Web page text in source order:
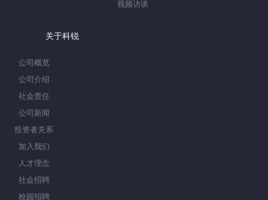
视频访谈
关于科锐
公司概览
公司介绍
社会责任
公司新闻
投资者关系
加入我们
人才理念
社会招聘
校园招聘